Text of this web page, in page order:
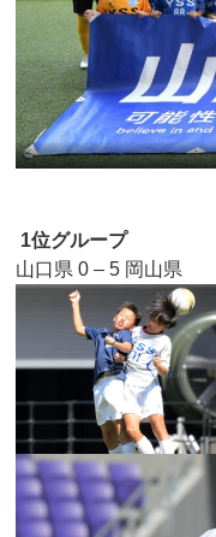
1位グループ
山口県 0 – 5 岡山県